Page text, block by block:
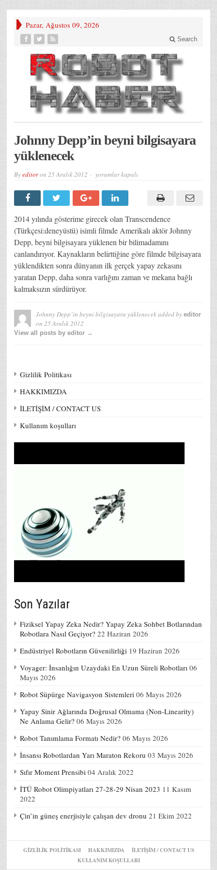
Pazar, Ağustos 09, 2026
Search
Johnny Depp’in beyni bilgisayara
yüklenecek
Byeditoron 25 Aralık 2012 Johnny
Depp’in
bilgisayara
yüklenecek
için
yorumlar kapalı
2014 yılında gösterime girecek olan Transcendence
(Türkçesi:deneyüstü) isimli filmde Amerikalı aktör Johnny
Depp, beyni bilgisayara yüklenen bir bilimadamını
canlandırıyor. Kaynakların belirttiğine göre filmde bilgisayara
yüklendikten sonra dünyanın ilk gerçek yapay zekasını
yaratan Depp, daha sonra varlığını zaman ve mekana bağlı
kalmaksızın sürdürüyor.
Johnny Depp’in beyni bilgisayara yüklenecekadded by editor
on 25 Aralık 2012
View all posts by editor →
Gizlilik Politikası
HAKKIMIZDA
İLETİŞİM / CONTACT US
Kullanım koşulları
Son Yazılar
Fiziksel Yapay Zeka Nedir? Yapay Zeka Sohbet Botlarından
Robotlara Nasıl Geçiyor? 22 Haziran 2026
Endüstriyel Robotların Güvenilirliği 19 Haziran 2026
Voyager: İnsanlığın Uzaydaki En Uzun Süreli Robotları 06
Mayıs 2026
Robot Süpürge Navigasyon Sistemleri 06 Mayıs 2026
Yapay Sinir Ağlarında Doğrusal Olmama (Non-Linearity)
Ne Anlama Gelir? 06 Mayıs 2026
Robot Tanımlama Formatı Nedir? 06 Mayıs 2026
İnsansı Robotlardan Yarı Maraton Rekoru 03 Mayıs 2026
Sıfır Moment Prensibi 04 Aralık 2022
İTÜ Robot Olimpiyatları 27-28-29 Nisan 2023 11 Kasım
2022
Çin’in güneş enerjisiyle çalışan dev dronu 21 Ekim 2022
GIZLILIK POLITIKASI HAKKIMIZDA
İLETİŞİM / CONTACT US
KULLANIM KOŞULLARI